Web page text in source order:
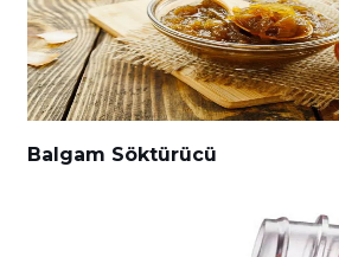
Balgam Söktürücü